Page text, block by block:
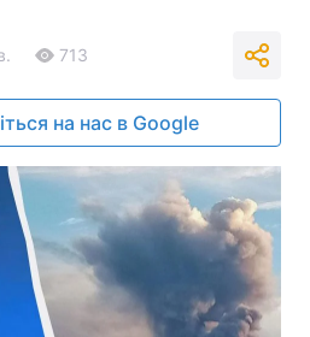
713
на нас в Google